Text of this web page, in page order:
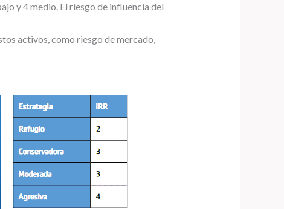
y 4 medio. El riesgo de influencia del
activos, como riesgo de mercado,